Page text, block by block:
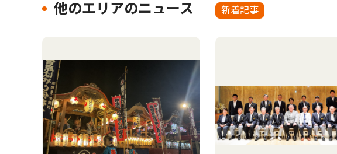
他のエリアのニュース 新着記事